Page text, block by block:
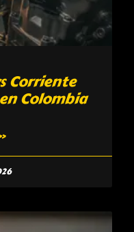
Corriente
Colombia